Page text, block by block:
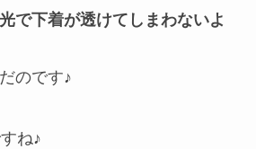
で下着が透けてしまわないよ
のです♪
ね♪